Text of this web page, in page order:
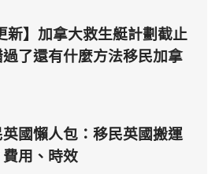
新】加拿大救生艇計劃截止
過了還有什麼方法移民加拿
國懶人包：移民英國搬運
用、時效